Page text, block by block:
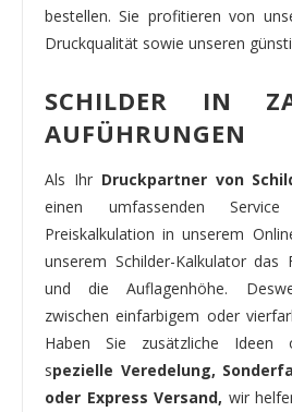
bestellen. Sie profitieren von
Druckqualität sowie unseren
SCHILDER IN
AUFÜHRUNGEN
Als Ihr Druckpartner von
einen umfassenden
Preiskalkulation in unserem
unserem Schilder-Kalkulator
und die Auflagenhöhe.
zwischen einfarbigem oder
Haben Sie zusätzliche Ideen
spezielle Veredelung,
oder Express Versand, wir